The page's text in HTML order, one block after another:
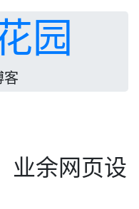
园
客
业余网页设